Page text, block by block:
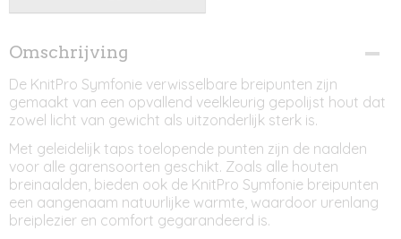
Omschrijving
De KnitPro Symfonie verwisselbare breipunten zijn
gemaakt van een opvallend veelkleurig gepolijst hout dat
zowel licht van gewicht als uitzonderlijk sterk is.
Met geleidelijk taps toelopende punten zijn de naalden
voor alle garensoorten geschikt. Zoals alle houten
breinaalden, bieden ook de KnitPro Symfonie breipunten
een aangenaam natuurlijke warmte, waardoor urenlang
breiplezier en comfort gegarandeerd is.